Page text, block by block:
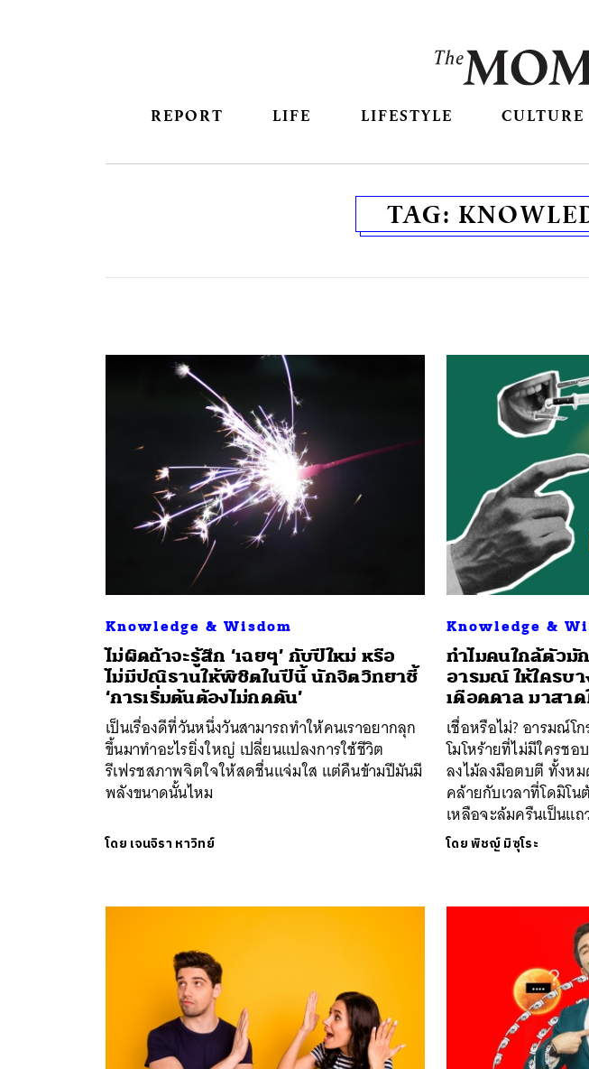
REPORT LIFE LIFESTYLE CULTURE
TAG:
Knowledge & Wisdom
ไม่ผิดถ้าจะรู้สึก ‘เฉยๆ’ กับปีใหม่ หรือ
ไม่มีปณิธานให้พิชิตในปีนี้ นักจิตวิทยาชี้
‘การเริ่มต้นต้องไม่กดดัน’
เป็นเรื่องดีที่วันหนึ่งวันสามารถทำให้คนเราอยากลุก
ขึ้นมาทำอะไรยิ่งใหญ่ เปลี่ยนแปลงการใช้ชีวิต
รีเฟรชสภาพจิตใจให้สดชื่นแจ่มใส แต่คืนข้ามปีมันมี
พลังขนาดนั้นไหม
โดย เจนจิรา หาวิทย์
Knowledge &
ทำไมคนใกล้ตัวมั
อารมณ์ ให้ใครบ
เดือดดาล มาสา
เชื่อหรือไม่? อารมณ์โ
โมโหร้ายที่ไม่มีใครช
ลงไม้ลงมือตบตี ทั้งห
คล้ายกับเวลาที่โดมิโ
เหลือจะล้มครืนเป็นแถ
โดยพิชญ์ มิซุโระ